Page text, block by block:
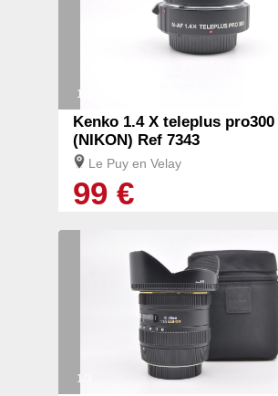
1/3
Kenko 1.4 X teleplus pro300
(NIKON) Ref 7343
Le Puy en Velay
99 €
1/3